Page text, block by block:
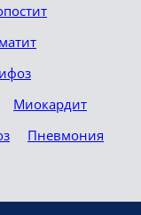
Миокардит
Пневмония